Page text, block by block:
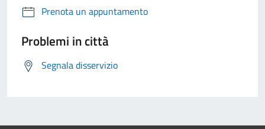
Prenota un appuntamento
Problemi in città
Segnala disservizio